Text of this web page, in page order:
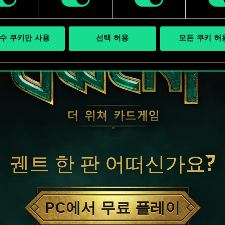
쿠키만 사용 선택 허용 모든 쿠키 허
궨트 한 판 어떠신가요?
PC에서 무료 플레이